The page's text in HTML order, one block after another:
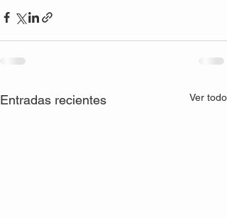
Entradas recientes Ver todo